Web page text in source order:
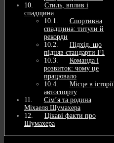
Стиль, вплив і
спадщина
Спортивна
спадщина: титули й
рекорди
Підхід, що
підняв стандарти F1
Команда і
розвиток: чому це
працювало
Місце в історії
автоспорту
Сім’я та родина
Міхаеля Шумахера
Цікаві факти про
Шумахера